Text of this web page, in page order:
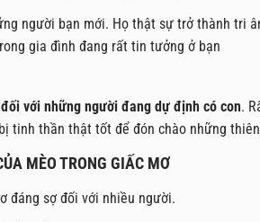
người bạn mới. Họ thật sự trở thành tri
gia đình đang rất tin tưởng ở bạn
với những người đang dự định có con.
tinh thần thật tốt để đón chào những
MÈO TRONG GIẤC MƠ
đáng sợ đối với nhiều người.